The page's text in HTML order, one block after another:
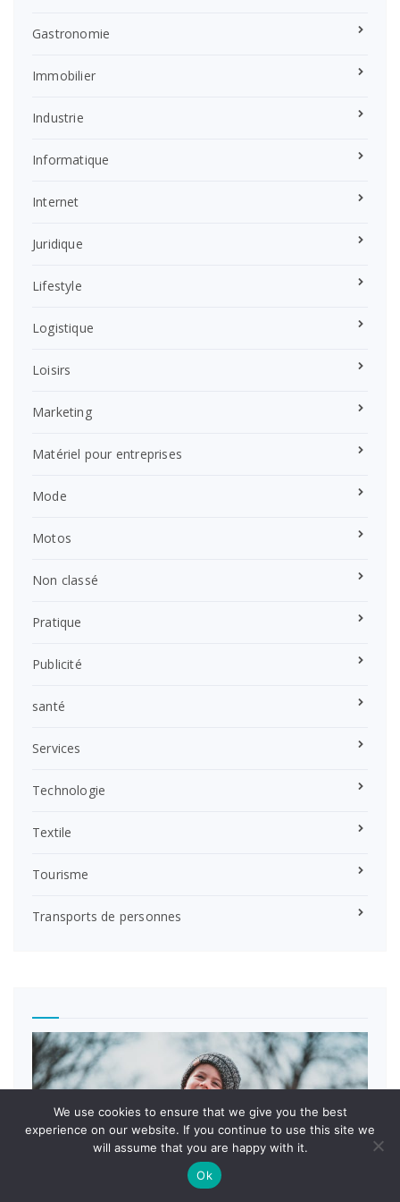
Gastronomie
Immobilier
Industrie
Informatique
Internet
Juridique
Lifestyle
Logistique
Loisirs
Marketing
Matériel pour entreprises
Mode
Motos
Non classé
Pratique
Publicité
santé
Services
Technologie
Textile
Tourisme
Transports de personnes
We use cookies to ensure that we give you the best
experience on our website. If you continue to use this site we
will assume that you are happy with it.
Ok